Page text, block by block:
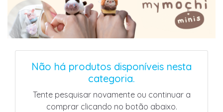
Não há produtos disponíveis nesta
categoria.
Tente pesquisar novamente ou continuar a
comprar clicando no botão abaixo.